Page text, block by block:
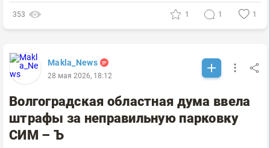
353 1 1 1
Makla_News
28 мая 2026, 18:12
Волгоградская областная дума ввела
штрафы за неправильную парковку
СИМ – Ъ